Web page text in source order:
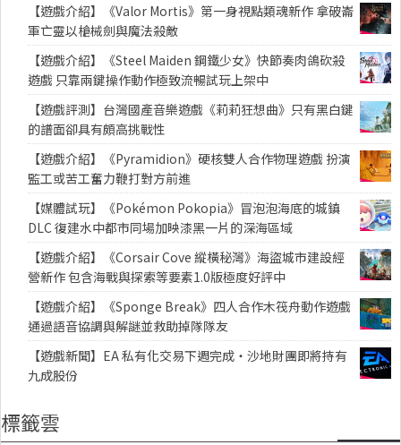
【遊戲介紹】《Valor Mortis》第一身視點類魂新作 拿破崙
軍亡靈以槍械劍與魔法殺敵
【遊戲介紹】《Steel Maiden 鋼鐵少女》快節奏肉鴿砍殺
遊戲 只靠兩鍵操作動作極致流暢試玩上架中
【遊戲評測】台灣國產音樂遊戲《莉莉狂想曲》只有黑白鍵
的譜面卻具有頗高挑戰性
【遊戲介紹】《Pyramidion》硬核雙人合作物理遊戲 扮演
監工或苦工奮力鞭打對方前進
【媒體試玩】《Pokémon Pokopia》冒泡泡海底的城鎮
DLC 復建水中都市同場加映漆黑一片的深海區域
【遊戲介紹】《Corsair Cove 縱橫秘灣》海盜城市建設經
營新作 包含海戰與探索等要素1.0版極度好評中
【遊戲介紹】《Sponge Break》四人合作木筏舟動作遊戲
通過語音協調與解謎並救助掉隊隊友
【遊戲新聞】EA 私有化交易下週完成・沙地財團即將持有
九成股份
標籤雲